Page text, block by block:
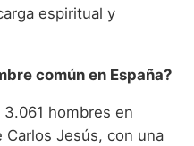
espiritual y
común en España?
hombres en
Carlos Jesús, con una